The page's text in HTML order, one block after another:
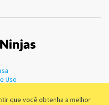
que você obtenha a melhor
Uso